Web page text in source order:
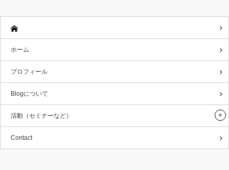
ホーム
プロフィール
Blogについて
活動（セミナーなど）
Contact